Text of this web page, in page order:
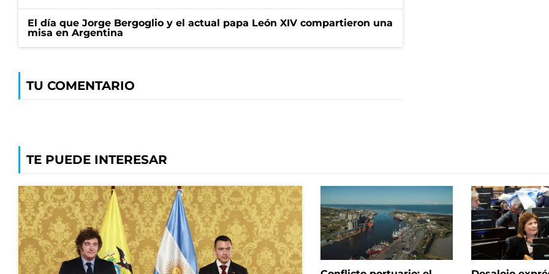
El día que Jorge Bergoglio y el actual papa León XIV compartieron una
misa en Argentina
TU COMENTARIO
TE PUEDE INTERESAR